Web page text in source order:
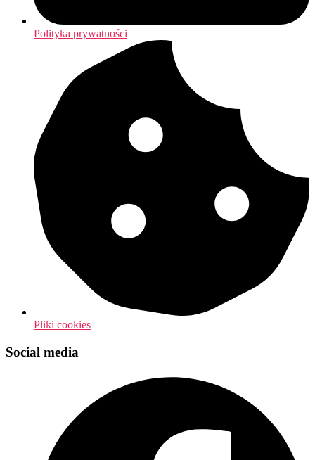
Polityka prywatności
Pliki cookies
Social media